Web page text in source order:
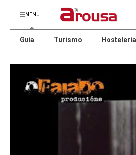
MENU
Guía Turismo Hostelería